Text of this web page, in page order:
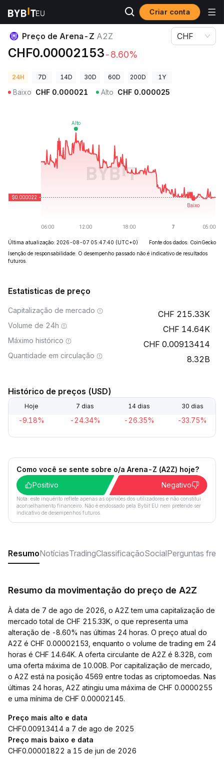
Criar conta
Preços de Criptomoedas Preço de Arena-Z A2Z
Preço de Arena-Z A2Z
CHF0.00002153-8.60%
CHF
24H 7D 14D 30D 60D 200D 1Y
Baixo CHF 0.000021 Alto CHF 0.000025
Última atualização: 2026-08-07 05:47:40 (UTC+0)
Fonte dos dados: CoinGecko
Isenção de responsabilidade: O desempenho passado não é indicativo de resultados
futuros.
Estatisticas de preço
Capitalização de mercado 215.33K
Volume de 24h 14.64K
Máximo histórico 0.00913414
Quantidade em circulação 8.32B
Histórico de preços (USD)
Hoje 7 dias 14 dias 30 dias
-9.18% -24.34% -26.35% -33.75%
Como você se sente sobre o/a Arena-Z (A2Z) hoje?
Positivo
Negativo
Nota: este inquérito reflete apenas as opiniões dos utilizadores e não constitui
aconselhamento financeiro. Não é endossado pela Bybit EU nem pretende ser
indicativo de desempenhos futuros.
ResumoNotíciasTradingClassificaçãoSocialPerguntas
Resumo da movimentação do preço de A2Z
À data de 7 de ago de 2026, o A2Z tem uma capitalização de
mercado total de CHF 215.33K, o que representa uma
alteração de -8.60% nas últimas 24 horas. O preço atual do
A2Z é CHF 0.00002153, enquanto o volume de trading em 24
horas é CHF 14.64K. A oferta circulante de A2Z é 8.32B, com
uma oferta máxima de 10.00B. Por capitalização de mercado,
o A2Z está na posição 4569 entre todas as criptomoedas. Nas
últimas 24 horas, A2Z atingiu uma máxima de CHF 0.0000255
e uma mínima de CHF 0.00002145.
Preço mais alto e data
CHF0.00913414 a 7 de ago de 2025
Preço mais baixo e data
CHF0.00001822 a 15 de jun de 2026